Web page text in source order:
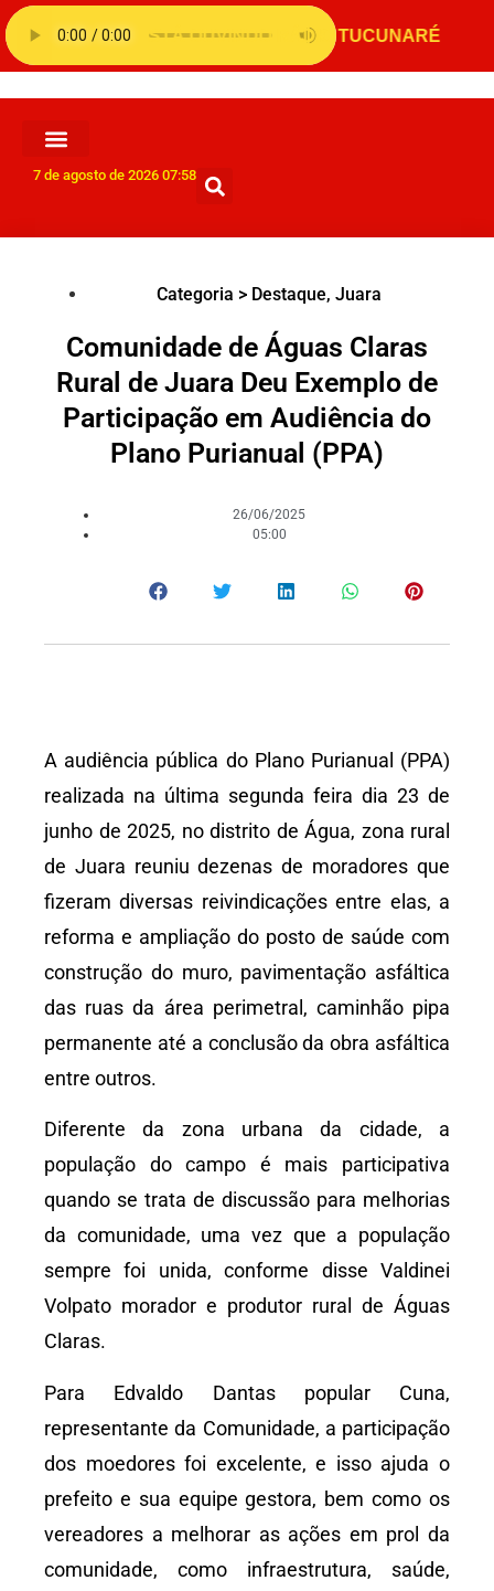
7 de agosto de 2026 07:58
Categoria > Destaque, Juara
Comunidade de Águas Claras
Rural de Juara Deu Exemplo de
Participação em Audiência do
Plano Purianual (PPA)
26/06/2025
05:00
A audiência pública do Plano Purianual (PPA)
realizada na última segunda feira dia 23 de
junho de 2025, no distrito de Água, zona rural
de Juara reuniu dezenas de moradores que
fizeram diversas reivindicações entre elas, a
reforma e ampliação do posto de saúde com
construção do muro, pavimentação asfáltica
das ruas da área perimetral, caminhão pipa
permanente até a conclusão da obra asfáltica
entre outros.
Diferente da zona urbana da cidade, a
população do campo é mais participativa
quando se trata de discussão para melhorias
da comunidade, uma vez que a população
sempre foi unida, conforme disse Valdinei
Volpato morador e produtor rural de Águas
Claras.
Para Edvaldo Dantas popular Cuna,
representante da Comunidade, a participação
dos moedores foi excelente, e isso ajuda o
prefeito e sua equipe gestora, bem como os
vereadores a melhorar as ações em prol da
comunidade, como infraestrutura, saúde,